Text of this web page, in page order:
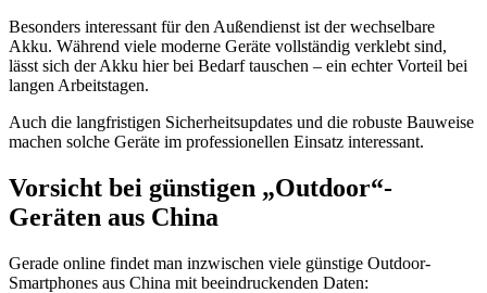
Besonders interessant für den Außendienst ist der wechselbare
Akku. Während viele moderne Geräte vollständig verklebt sind,
lässt sich der Akku hier bei Bedarf tauschen – ein echter Vorteil bei
langen Arbeitstagen.
Auch die langfristigen Sicherheitsupdates und die robuste Bauweise
machen solche Geräte im professionellen Einsatz interessant.
Vorsicht bei günstigen „Outdoor“-
Geräten aus China
Gerade online findet man inzwischen viele günstige Outdoor-
Smartphones aus China mit beeindruckenden Daten: